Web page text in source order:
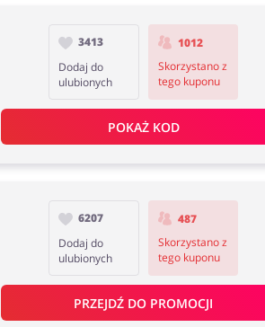
3413
Dodaj do
ulubionych
1012
Skorzystano z
tego kuponu
POKAŻ KOD
6207
Dodaj do
ulubionych
487
Skorzystano z
tego kuponu
PRZEJDŹ DO PROMOCJI